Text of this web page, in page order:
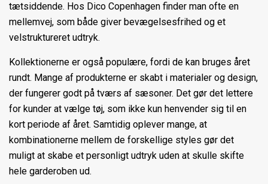
tætsiddende. Hos Dico Copenhagen finder man ofte en
mellemvej, som både giver bevægelsesfrihed og et
velstruktureret udtryk.
Kollektionerne er også populære, fordi de kan bruges året
rundt. Mange af produkterne er skabt i materialer og design,
der fungerer godt på tværs af sæsoner. Det gør det lettere
for kunder at vælge tøj, som ikke kun henvender sig til en
kort periode af året. Samtidig oplever mange, at
kombinationerne mellem de forskellige styles gør det
muligt at skabe et personligt udtryk uden at skulle skifte
hele garderoben ud.